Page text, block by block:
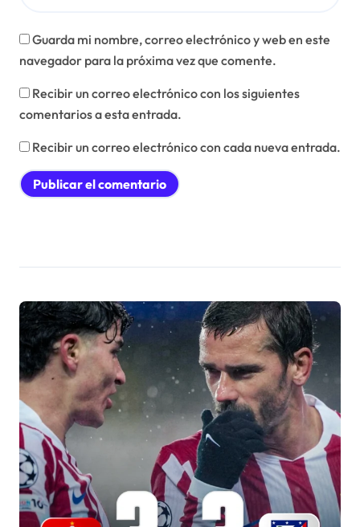
Guarda mi nombre, correo electrónico y web en este
navegador para la próxima vez que comente.
Recibir un correo electrónico con los siguientes
comentarios a esta entrada.
Recibir un correo electrónico con cada nueva entrada.